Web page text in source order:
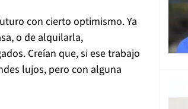
con cierto optimismo. Ya
o de alquilarla,
Creían que, si ese trabajo
lujos, pero con alguna